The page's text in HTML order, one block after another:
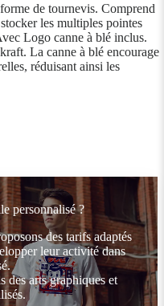
de tournevis. Comprend
les multiples pointes
Logo canne à blé inclus.
La canne à blé encourage
réduisant ainsi les
personnalisé ?
des tarifs adaptés
leur activité dans
des arts graphiques et